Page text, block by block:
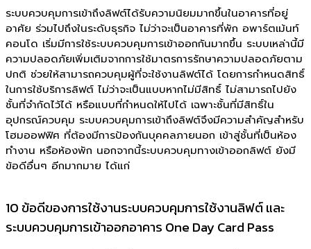
ระบบควบคุมการเข้าถึงลิฟต์ได้รับความนิยมมากขึ้นในอาคารที่อยู่
อาศัย ร่วมไปถึงในระดับธุรกิจ ไม่ว่าจะเป็นอาคารที่พัก อพาร์ตเม้นท์
คอนโด เริ่มมีการใช้ระบบควบคุมการเข้าออกกันมากขึ้น ระบบเหล่านี้มี
ความปลอดภัยเพิ่มเติมจากการใช้มาตรการรักษาความปลอดภัยตาม
ปกติ ช่วยให้สามารถควบคุมผู้ที่จะใช้งานลิฟต์ได้ โดยการกำหนดสิทธิ์
ในการใช้บริการลิฟต์ ไม่ว่าจะเป็นแบบหากไม่มีสิทธิ์ ไม่สามารถไปยัง
ชั้นที่จำกัดไว้ได้ หรือแบบที่กำหนดให้ไปได้ เฉพาะชั้นที่มีสิทธิ์ใน
อุปกรณ์ควบคุม ระบบควบคุมการเข้าถึงลิฟต์จึงมีความสำคัญสำหรับ
โฮมออฟฟิศ ที่ต้องมีการป้องกันบุคคลภายนอก เข้าสู่ชั้นที่เป็นห้อง
ทำงาน หรือห้องพัก นอกจากนี้ระบบควบคุมทางเข้าออกลิฟต์ ยังมี
ข้อดีอื่นๆ อีกมากมาย ได้แก่
10 ข้อดีของการใช้งานระบบควบคุมการใช้งานลิฟต์ และ
ระบบควบคุมการเข้าออกอาคาร One Day Card Pass